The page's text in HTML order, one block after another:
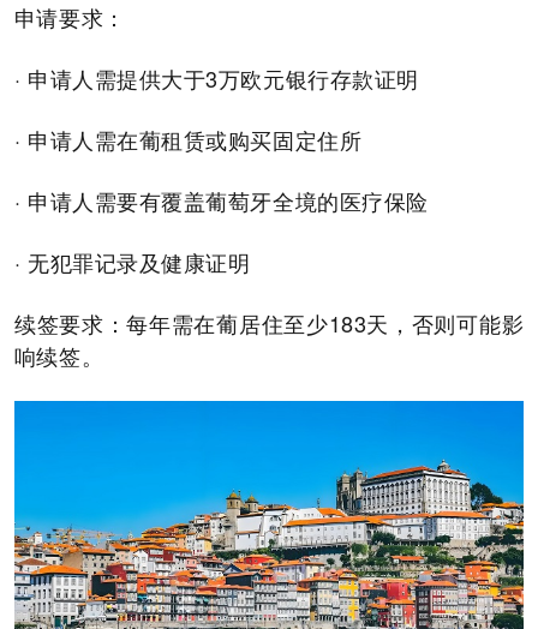
申请要求：
· 申请人需提供大于3万欧元银行存款证明
· 申请人需在葡租赁或购买固定住所
· 申请人需要有覆盖葡萄牙全境的医疗保险
· 无犯罪记录及健康证明
续签要求：每年需在葡居住至少183天，否则可能影
响续签。